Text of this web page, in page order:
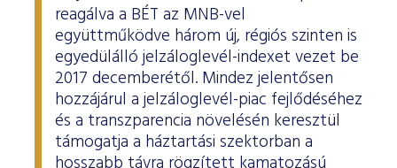
reagálva a BÉT az MNB-vel
együttműködve három új, régiós szinten is
egyedülálló jelzáloglevél-indexet vezet be
2017 decemberétől. Mindez jelentősen
hozzájárul a jelzáloglevél-piac fejlődéséhez
és a transzparencia növelésén keresztül
támogatja a háztartási szektorban a